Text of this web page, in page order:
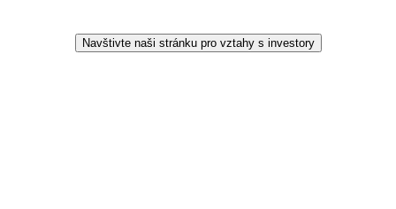
Navštivte naši stránku pro vztahy s investory